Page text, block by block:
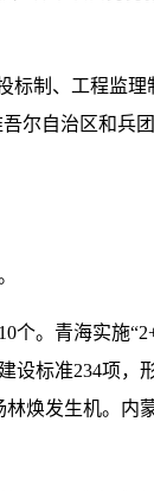
制、工程监理
尔自治区和兵
。青海实施
标准234项，
焕发生机。内